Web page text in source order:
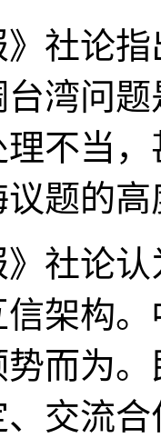
论指
湾问
不当
题的
论认
架构
而为
交流